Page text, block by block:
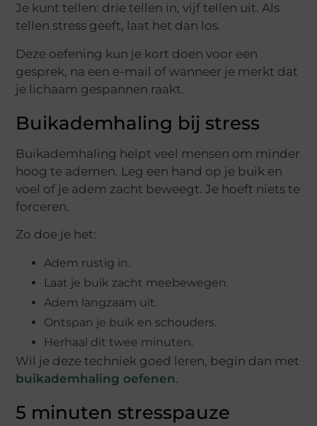
Je kunt tellen: drie tellen in, vijf tellen uit. Als
tellen stress geeft, laat het dan los.
Deze oefening kun je kort doen voor een
gesprek, na een e-mail of wanneer je merkt dat
je lichaam gespannen raakt.
Buikademhaling bij stress
Buikademhaling helpt veel mensen om minder
hoog te ademen. Leg een hand op je buik en
voel of je adem zacht beweegt. Je hoeft niets te
forceren.
Zo doe je het:
Adem rustig in.
Laat je buik zacht meebewegen.
Adem langzaam uit.
Ontspan je buik en schouders.
Herhaal dit twee minuten.
Wil je deze techniek goed leren, begin dan met
buikademhaling oefenen.
5 minuten stresspauze